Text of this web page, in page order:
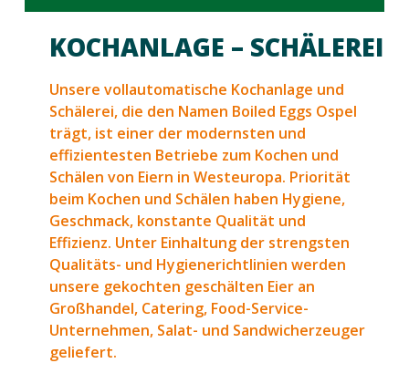
KOCHANLAGE – SCHÄLEREI
Unsere vollautomatische Kochanlage und
Schälerei, die den Namen Boiled Eggs Ospel
trägt, ist einer der modernsten und
effizientesten Betriebe zum Kochen und
Schälen von Eiern in Westeuropa. Priorität
beim Kochen und Schälen haben Hygiene,
Geschmack, konstante Qualität und
Effizienz. Unter Einhaltung der strengsten
Qualitäts- und Hygienerichtlinien werden
unsere gekochten geschälten Eier an
Großhandel, Catering, Food-Service-
Unternehmen, Salat- und Sandwicherzeuger
geliefert.